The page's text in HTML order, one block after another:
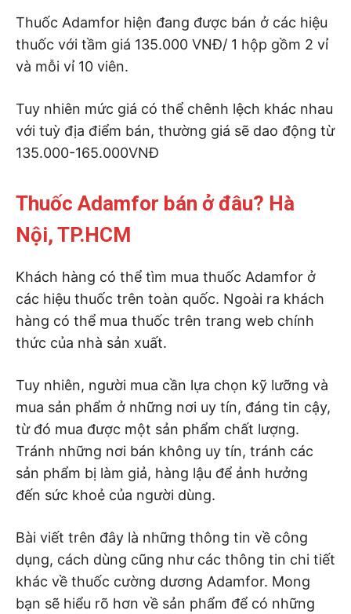
Thuốc Adamfor hiện đang được bán ở các hiệu
thuốc với tầm giá 135.000 VNĐ/ 1 hộp gồm 2 vỉ
và mỗi vỉ 10 viên.
Tuy nhiên mức giá có thể chênh lệch khác nhau
với tuỳ địa điểm bán, thường giá sẽ dao động từ
135.000-165.000VNĐ
Thuốc Adamfor bán ở đâu? Hà
Nội, TP.HCM
Khách hàng có thể tìm mua thuốc Adamfor ở
các hiệu thuốc trên toàn quốc. Ngoài ra khách
hàng có thể mua thuốc trên trang web chính
thức của nhà sản xuất.
Tuy nhiên, người mua cần lựa chọn kỹ lưỡng và
mua sản phẩm ở những nơi uy tín, đáng tin cậy,
từ đó mua được một sản phẩm chất lượng.
Tránh những nơi bán không uy tín, tránh các
sản phẩm bị làm giả, hàng lậu để ảnh hưởng
đến sức khoẻ của người dùng.
Bài viết trên đây là những thông tin về công
dụng, cách dùng cũng như các thông tin chi tiết
khác về thuốc cường dương Adamfor. Mong
bạn sẽ hiểu rõ hơn về sản phẩm để có những